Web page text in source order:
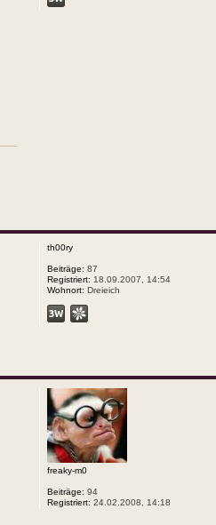
th00ry
Beiträge: 87
Registriert: 18.09.2007, 14:54
Wohnort: Dreieich
freaky-m0
Beiträge: 94
Registriert: 24.02.2008, 14:18